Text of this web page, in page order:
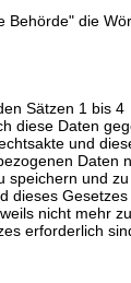
Behörde" die
Sätzen 1 bis 4
diese Daten
und
Daten
und zu
dieses
nicht mehr
erforderlich